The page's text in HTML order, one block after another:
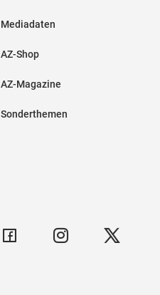
Mediadaten
AZ-Shop
AZ-Magazine
Sonderthemen